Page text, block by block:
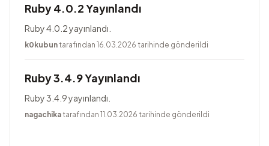
Ruby 4.0.2 Yayınlandı
Ruby 4.0.2 yayınlandı.
k0kubun tarafından 16.03.2026 tarihinde gönderildi
Ruby 3.4.9 Yayınlandı
Ruby 3.4.9 yayınlandı.
nagachika tarafından 11.03.2026 tarihinde gönderildi